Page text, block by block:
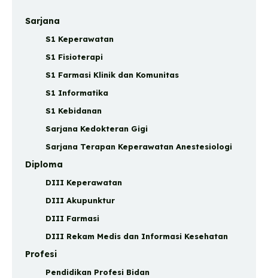
Sarjana
S1 Keperawatan
S1 Fisioterapi
S1 Farmasi Klinik dan Komunitas
S1 Informatika
S1 Kebidanan
Sarjana Kedokteran Gigi
Sarjana Terapan Keperawatan Anestesiologi
Diploma
DIII Keperawatan
DIII Akupunktur
DIII Farmasi
DIII Rekam Medis dan Informasi Kesehatan
Profesi
Pendidikan Profesi Bidan